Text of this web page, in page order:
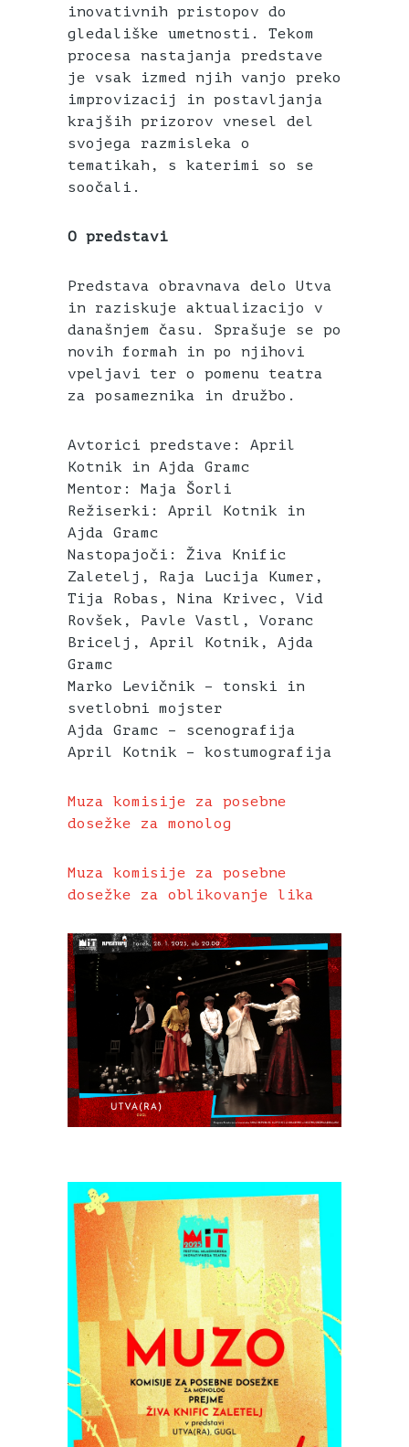
inovativnih pristopov do
gledališke umetnosti. Tekom
procesa nastajanja predstave
je vsak izmed njih vanjo preko
improvizacij in postavljanja
krajših prizorov vnesel del
svojega razmisleka o
tematikah, s katerimi so se
soočali.
O predstavi
Predstava obravnava delo Utva
in raziskuje aktualizacijo v
današnjem času. Sprašuje se po
novih formah in po njihovi
vpeljavi ter o pomenu teatra
za posameznika in družbo.
Avtorici predstave: April
Kotnik in Ajda Gramc
Mentor: Maja Šorli
Režiserki: April Kotnik in
Ajda Gramc
Nastopajoči: Živa Knific
Zaletelj, Raja Lucija Kumer,
Tija Robas, Nina Krivec, Vid
Rovšek, Pavle Vastl, Voranc
Bricelj, April Kotnik, Ajda
Gramc
Marko Levičnik – tonski in
svetlobni mojster
Ajda Gramc – scenografija
April Kotnik – kostumografija
Muza komisije za posebne
dosežke za monolog
Muza komisije za posebne
dosežke za oblikovanje lika